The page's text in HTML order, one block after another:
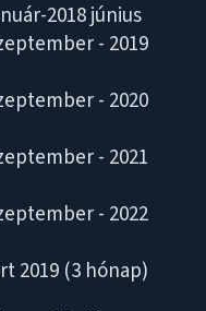
2018 június
- 2019
- 2020
- 2021
- 2022
2019 (3 hónap)